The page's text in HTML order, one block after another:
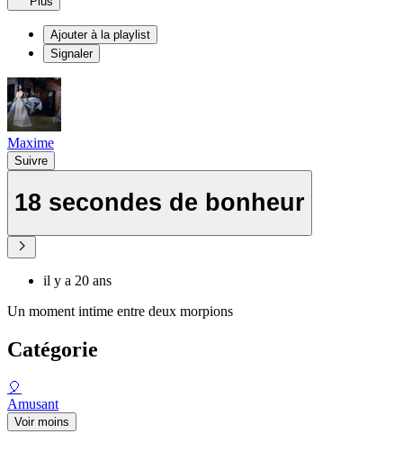
Ajouter à la playlist
Signaler
Maxime
Suivre
18 secondes de bonheur
il y a 20 ans
Un moment intime entre deux morpions
Catégorie
🎈
Amusant
Voir moins